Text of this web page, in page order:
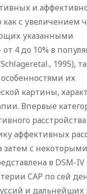
и
как с увеличением
указанными
4 до 10% в
1995),
их
картины,
Впервые
аффективных
затем с некоторыми
в DSM-IV
САР по сей
и дальнейших